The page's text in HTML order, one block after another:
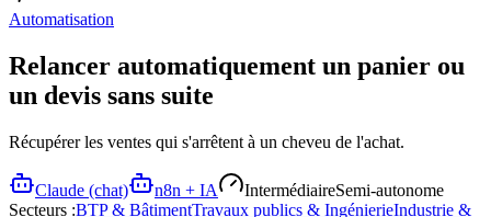
Automatisation
Relancer automatiquement un panier ou
un devis sans suite
Récupérer les ventes qui s'arrêtent à un cheveu de l'achat.
Claude (chat) n8n + IA IntermédiaireSemi-autonome
Secteurs :BTP & BâtimentTravaux publics & IngénierieIndustrie &